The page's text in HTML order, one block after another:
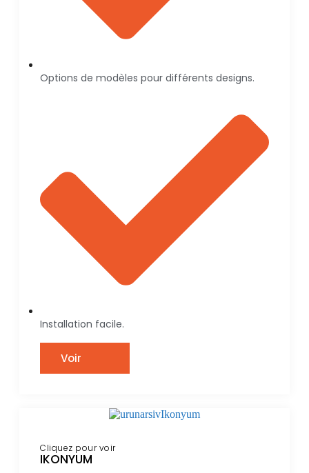
Options de modèles pour différents designs.
Installation facile.
Voir
Cliquez pour voir
IKONYUM